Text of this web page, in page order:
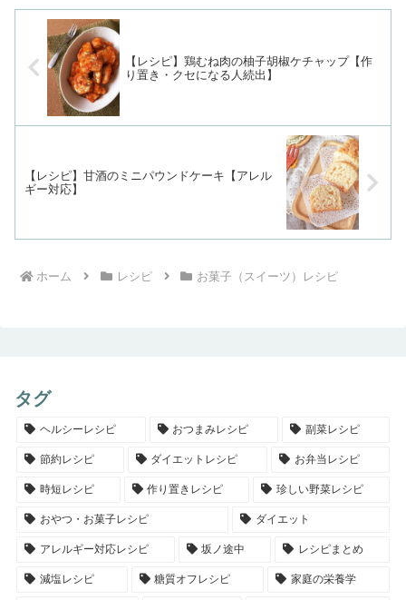
【レシピ】鶏むね肉の柚子胡椒ケチャップ【作
り置き・クセになる人続出】
【レシピ】甘酒のミニパウンドケーキ【アレル
ギー対応】
ホーム レシピ お菓子（スイーツ）レシピ
タグ
ヘルシーレシピ おつまみレシピ 副菜レシピ
節約レシピ ダイエットレシピ お弁当レシピ
時短レシピ 作り置きレシピ 珍しい野菜レシピ
おやつ・お菓子レシピ ダイエット
アレルギー対応レシピ 坂ノ途中 レシピまとめ
減塩レシピ 糖質オフレシピ 家庭の栄養学